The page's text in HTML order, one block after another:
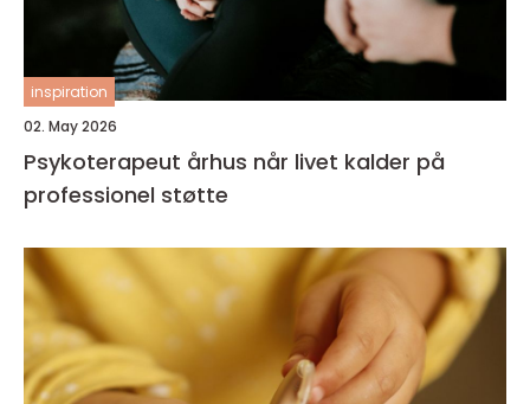
inspiration
02. May 2026
Psykoterapeut århus når livet kalder på
professionel støtte